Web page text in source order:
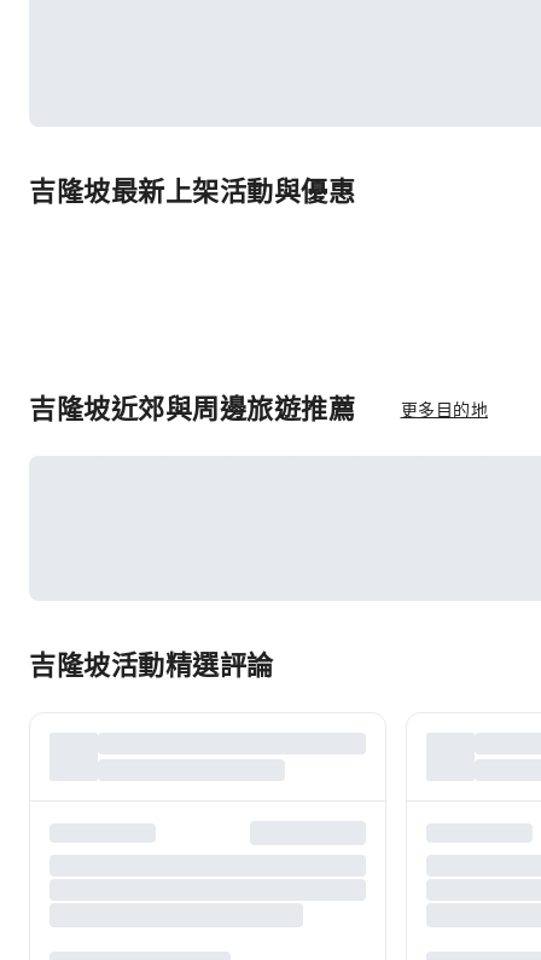
吉隆坡最新上架活動與優惠
吉隆坡近郊與周邊旅遊推薦 更多目的地
吉隆坡活動精選評論